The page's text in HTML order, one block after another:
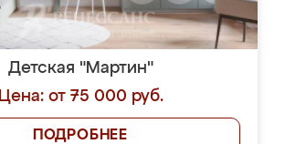
Детская "Мартин"
Цена: от 75 000 руб.
ПОДРОБНЕЕ